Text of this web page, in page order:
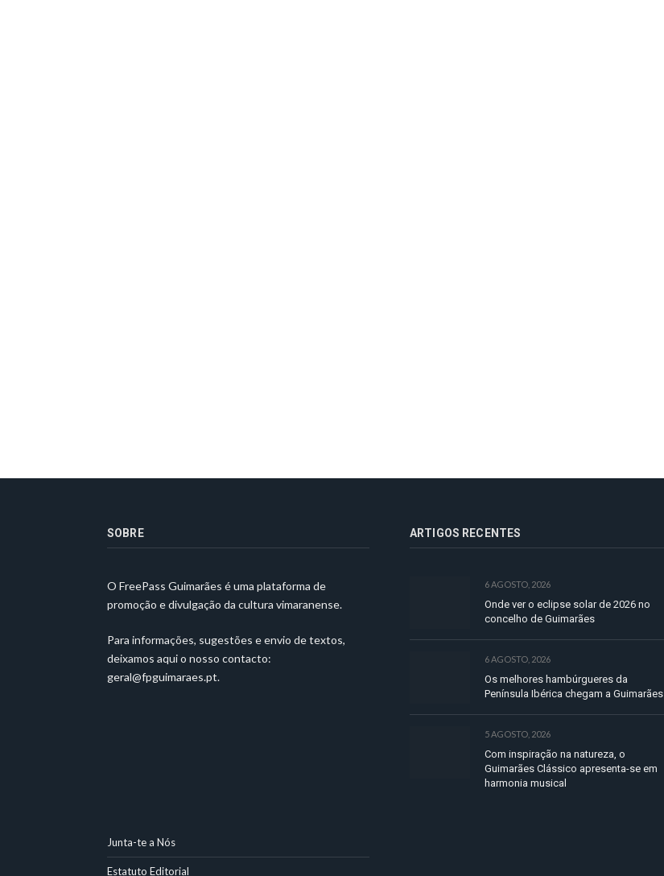
SOBRE
O FreePass Guimarães é uma plataforma de
promoção e divulgação da cultura vimaranense.
Para informações, sugestões e envio de textos,
deixamos aqui o nosso contacto:
geral@fpguimaraes.pt.
ARTIGOS RECENTES
6 AGOSTO, 2026
Onde ver o eclipse solar de 2026 no
concelho de Guimarães
6 AGOSTO, 2026
Os melhores hambúrgueres da
Península Ibérica chegam a Guimarães
5 AGOSTO, 2026
Com inspiração na natureza, o
Guimarães Clássico apresenta-se em
harmonia musical
Junta-te a Nós
Estatuto Editorial